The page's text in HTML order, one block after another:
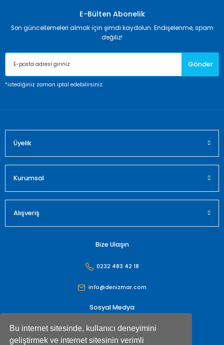
Bu internet sitesinde, kullanıcı deneyimini
geliştirmek ve internet sitesinin verimli
E-Bülten Abonelik
Son güncellemeleri almak için şimdi kaydolun. Endişelenme, spam
değiliz!
Gönder
*istediğiniz zaman iptal edebilirsiniz.
Üyelik
Kurumsal
Alışveriş
Bize Ulaşın
0232 483 42 18
info@denizmar.com
Sosyal Medya